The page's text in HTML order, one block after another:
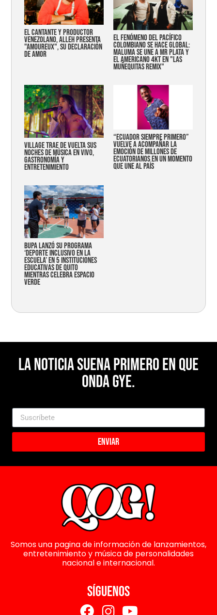
EL CANTANTE Y PRODUCTOR
VENEZOLANO, ALLEH PRESENTA
"AMOUREUX", SU DECLARACIÓN
DE AMOR
EL FENÓMENO DEL PACÍFICO
COLOMBIANO SE HACE GLOBAL:
MALUMA SE UNE A MR PLATA Y
EL AMERICANO 4KT EN "LAS
MUÑEQUITAS REMIX"
Village trae de vuelta sus
noches de música en vivo,
gastronomía y
entretenimiento
“Ecuador siempre primero”
vuelve a acompañar la
emoción de millones de
ecuatorianos en un momento
que une al país
Bupa lanzó su programa
‘Deporte Inclusivo en la
Escuela’ en 5 instituciones
educativas de Quito
mientras celebra espacio
verde
La noticia suena primero en Que
Onda Gye.
Enviar
Somos una pagina de información de lanzamientos,
entretenimiento y música de personalidades
nacional e internacional.
SÍGUENOS